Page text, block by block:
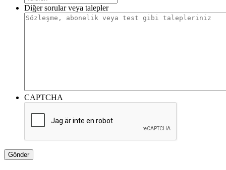
Diğer sorular veya talepler
CAPTCHA